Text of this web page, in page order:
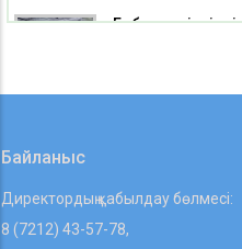
Еңбек
Байланыс
Директордың қабылдау бөлмесі:
8 (7212) 43-57-78,